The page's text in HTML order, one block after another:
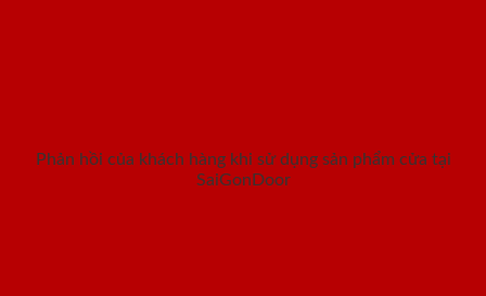
Phản hồi của khách hàng khi sử dụng sản phẩm cửa tại
SaiGonDoor